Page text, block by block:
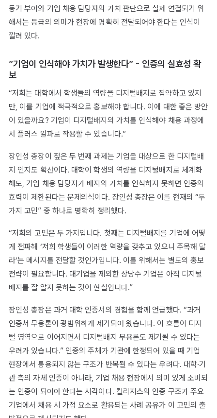
동기 부여와 기업 채용 담당자의 가치 판단으로 실제 연결되기 위
해서는 등급의 의미가 현장에 명확히 전달되어야 한다는 인식이
깔려 있다.
”기업이 인식해야 가치가 발생한다” - 인증의 실효성 확
보
“저희는 대학에서 학생들의 역량을 디지털배지로 집약하고 있지
만, 이를 기업에 적극적으로 홍보해야 합니다. 이에 대한 좋은 방안
이 있을까요? 기업이 디지털배지의 가치를 인식해야 채용 과정에
서 플러스 알파로 작용할 수 있습니다.”
장인성 총장이 짚은 두 번째 과제는 기업을 대상으로 한 디지털배
지 인지도 확산이다. 대학이 학생의 역량을 디지털배지로 체계화
해도, 기업 채용 담당자가 배지의 가치를 인식하지 못하면 인증의
효력이 제한된다는 문제의식이다. 장인성 총장은 이를 현재의 “두
가지 고민” 중 하나로 명확히 정리했다.
“저희의 고민은 두 가지입니다. 첫째는 디지털배지를 기업에 어떻
게 전파해 ‘저희 학생들이 이러한 역량을 갖추고 있으니 주목해 달
라’는 메시지를 전달할 것인가입니다. 이를 위해서는 별도의 홍보
전략이 필요합니다. 대기업을 제외한 상당수 기업은 아직 디지털
배지를 잘 알지 못하는 것이 현실입니다.”
장인성 총장은 과거 대학 인증서의 경험을 함께 언급했다. “과거
인증서 무용론이 광범위하게 제기되어 왔습니다. 이 흐름이 디지
털 영역으로 이어지면서 디지털배지 무용론도 제기될 수 있다는
우려가 있습니다.” 인증의 주체가 기관에 한정되어 있을 때 기업
현장에서 통용되지 않는 구조가 반복될 수 있다는 우려다. 대학·기
관 측의 자체 인증이 아니라, 기업 채용 현장에서 의미 있게 소비되
는 인증이 되어야 한다는 시각이다. 칼리지스의 인증 구조가 주요
기업에서 채용 시 가점 요소로 활용되는 사례 공유가 이 고민의 출